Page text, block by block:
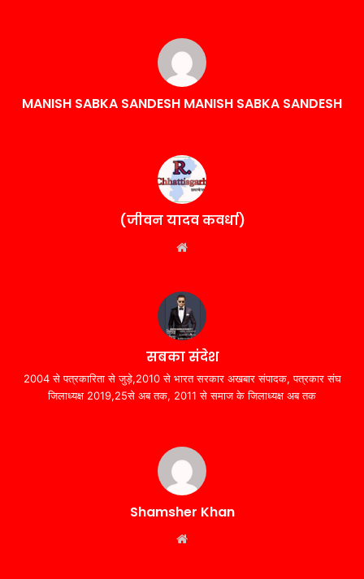
MANISH SABKA SANDESH MANISH SABKA SANDESH
(जीवन यादव कवर्धा)
सबका संदेश
2004 से पत्रकारिता से जुड़े,2010 से भारत सरकार अखबार संपादक, पत्रकार संघ
जिलाध्यक्ष 2019,25से अब तक, 2011 से समाज के जिलाध्यक्ष अब तक
Shamsher Khan